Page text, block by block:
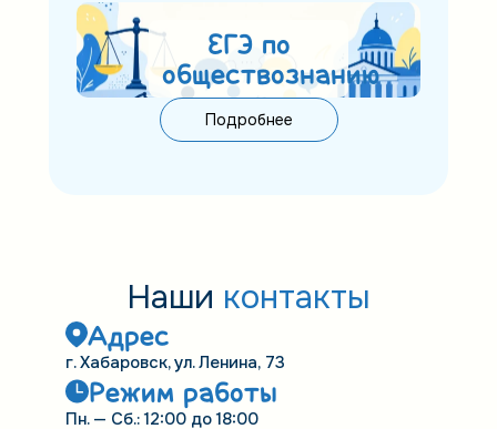
ЕГЭ по
обществознанию
Подробнее
Наши контакты
Адрес
г. Хабаровск, ул. Ленина, 73
Режим работы
Пн. — Сб.: 12:00 до 18:00